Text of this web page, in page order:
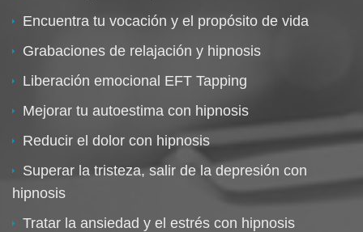
Encuentra tu vocación y el propósito de vida
Grabaciones de relajación y hipnosis
Liberación emocional EFT Tapping
Mejorar tu autoestima con hipnosis
Reducir el dolor con hipnosis
Superar la tristeza, salir de la depresión con
hipnosis
Tratar la ansiedad y el estrés con hipnosis